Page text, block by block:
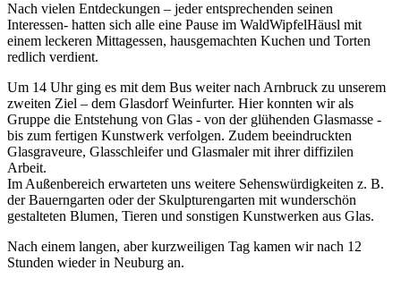
Nach vielen Entdeckungen – jeder entsprechenden seinen
Interessen- hatten sich alle eine Pause im WaldWipfelHäusl mit
einem leckeren Mittagessen, hausgemachten Kuchen und Torten
redlich verdient.
Um 14 Uhr ging es mit dem Bus weiter nach Arnbruck zu unserem
zweiten Ziel – dem Glasdorf Weinfurter. Hier konnten wir als
Gruppe die Entstehung von Glas - von der glühenden Glasmasse -
bis zum fertigen Kunstwerk verfolgen. Zudem beeindruckten
Glasgraveure, Glasschleifer und Glasmaler mit ihrer diffizilen
Arbeit.
Im Außenbereich erwarteten uns weitere Sehenswürdigkeiten z. B.
der Bauerngarten oder der Skulpturengarten mit wunderschön
gestalteten Blumen, Tieren und sonstigen Kunstwerken aus Glas.
Nach einem langen, aber kurzweiligen Tag kamen wir nach 12
Stunden wieder in Neuburg an.